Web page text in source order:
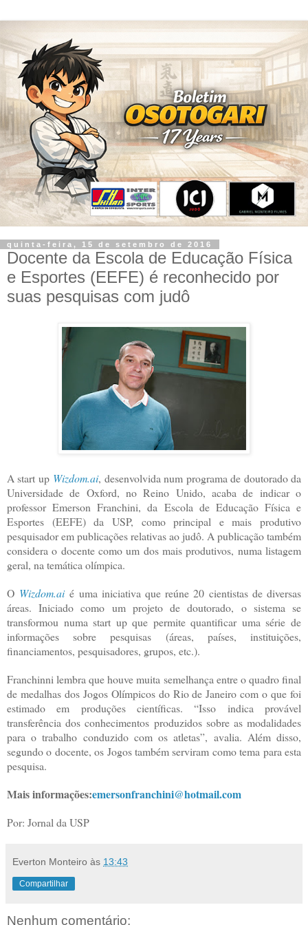
quinta-feira, 15 de setembro de 2016
Docente da Escola de Educação Física
e Esportes (EEFE) é reconhecido por
suas pesquisas com judô
A start up Wizdom.ai, desenvolvida num programa de doutorado da
Universidade de Oxford, no Reino Unido, acaba de indicar o
professor Emerson Franchini, da Escola de Educação Física e
Esportes (EEFE) da USP, como principal e mais produtivo
pesquisador em publicações relativas ao judô. A publicação também
considera o docente como um dos mais produtivos, numa listagem
geral, na temática olímpica.
O Wizdom.aié uma iniciativa que reúne 20 cientistas de diversas
áreas. Iniciado como um projeto de doutorado, o sistema se
transformou numa start up que permite quantificar uma série de
informações sobre pesquisas (áreas, países, instituições,
financiamentos, pesquisadores, grupos, etc.).
Franchinni lembra que houve muita semelhança entre o quadro final
de medalhas dos Jogos Olímpicos do Rio de Janeiro com o que foi
estimado em produções científicas. “Isso indica provável
transferência dos conhecimentos produzidos sobre as modalidades
para o trabalho conduzido com os atletas”, avalia. Além disso,
segundo o docente, os Jogos também serviram como tema para esta
pesquisa.
Mais informações:emersonfranchini@hotmail.com
Por: Jornal da USP
Everton Monteiro às 13:43
Compartilhar
Nenhum comentário: